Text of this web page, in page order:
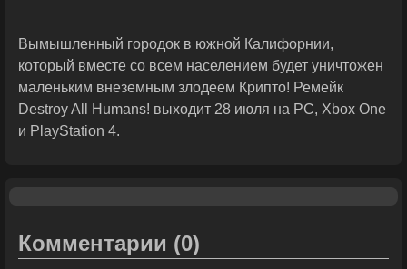
Вымышленный городок в южной Калифорнии,
который вместе со всем населением будет уничтожен
маленьким внеземным злодеем Крипто! Ремейк
Destroy All Humans! выходит 28 июля на PC, Xbox One
и PlayStation 4.
Комментарии (0)